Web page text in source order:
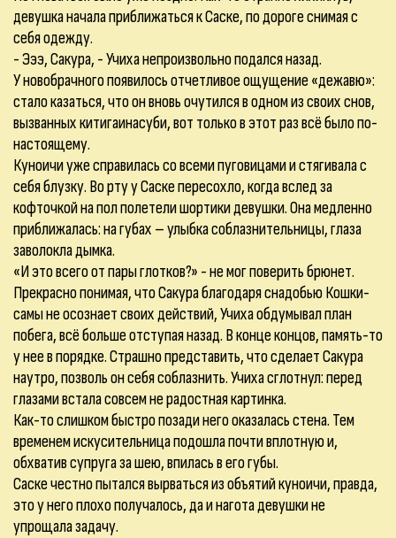
девушка начала приближаться к Саске, по дороге снимая с
себя одежду.
- Эээ, Сакура, - Учиха непроизвольно подался назад.
У новобрачного появилось отчетливое ощущение «дежавю»:
стало казаться, что он вновь очутился в одном из своих снов,
вызванных китигаинасуби, вот только в этот раз всё было по-
настоящему.
Куноичи уже справилась со всеми пуговицами и стягивала с
себя блузку. Во рту у Саске пересохло, когда вслед за
кофточкой на пол полетели шортики девушки. Она медленно
приближалась: на губах – улыбка соблазнительницы, глаза
заволокла дымка.
«И это всего от пары глотков?» - не мог поверить брюнет.
Прекрасно понимая, что Сакура благодаря снадобью Кошки-
самы не осознает своих действий, Учиха обдумывал план
побега, всё больше отступая назад. В конце концов, память-то
у нее в порядке. Страшно представить, что сделает Сакура
наутро, позволь он себя соблазнить. Учиха сглотнул: перед
глазами встала совсем не радостная картинка.
Как-то слишком быстро позади него оказалась стена. Тем
временем искусительница подошла почти вплотную и,
обхватив супруга за шею, впилась в его губы.
Саске честно пытался вырваться из объятий куноичи, правда,
это у него плохо получалось, да и нагота девушки не
упрощала задачу.